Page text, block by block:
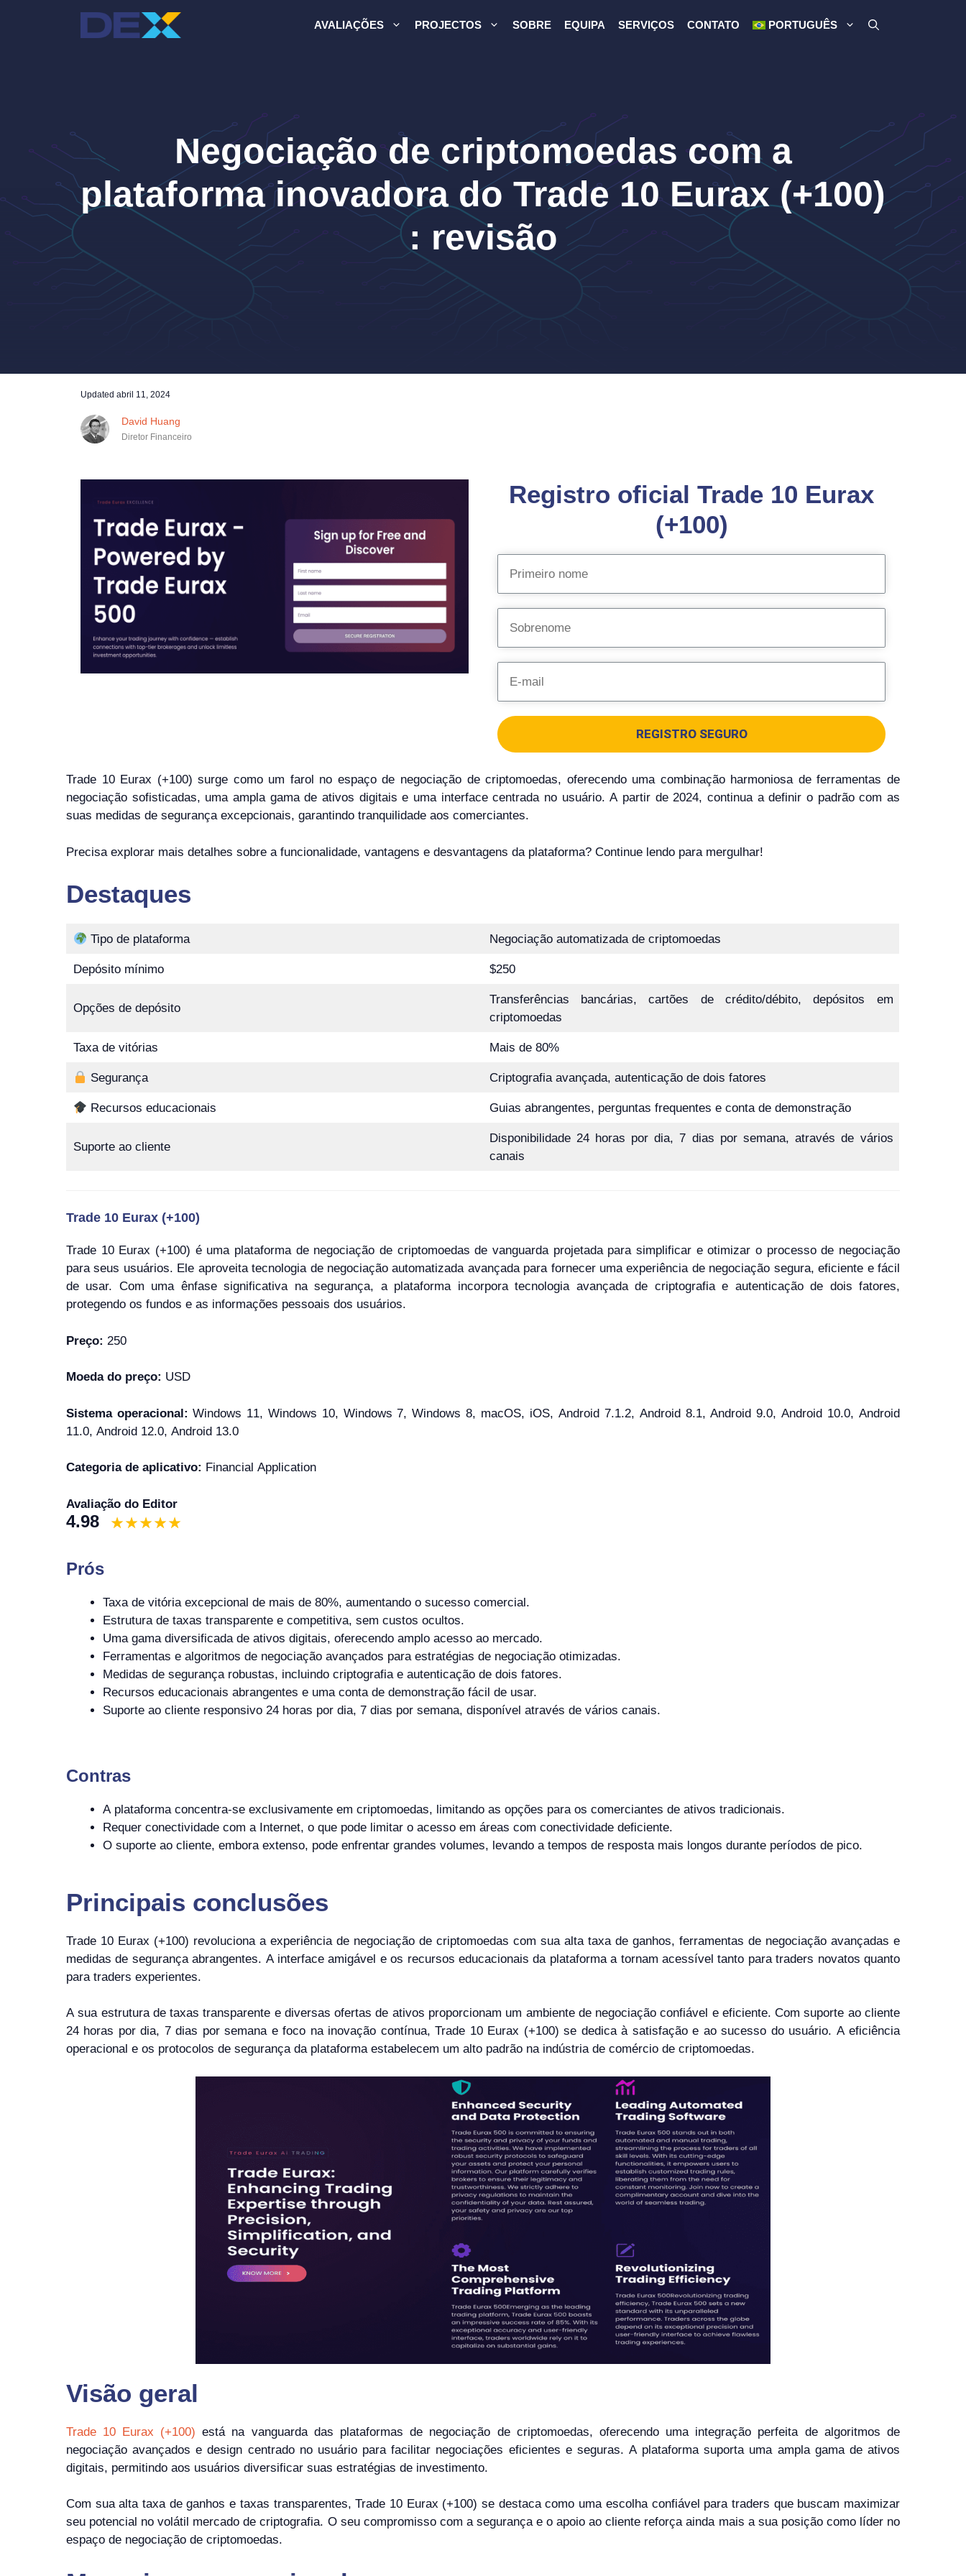
AVALIAÇÕES PROJECTOS SOBRE EQUIPA SERVIÇOS CONTATO PORTUGUÊS
Negociação de criptomoedas com a
plataforma inovadora do Trade 10 Eurax (+100)
: revisão
Updated abril 11, 2024
David Huang
Diretor Financeiro
Registro oficial Trade 10 Eurax
(+100)
REGISTRO SEGURO
Trade 10 Eurax (+100) surge como um farol no espaço de negociação de criptomoedas, oferecendo uma combinação harmoniosa de ferramentas de
negociação sofisticadas, uma ampla gama de ativos digitais e uma interface centrada no usuário. A partir de 2024, continua a definir o padrão com as
suas medidas de segurança excepcionais, garantindo tranquilidade aos comerciantes.
Precisa explorar mais detalhes sobre a funcionalidade, vantagens e desvantagens da plataforma? Continue lendo para mergulhar!
Destaques
Tipo de plataforma Negociação automatizada de criptomoedas
Depósito mínimo $250
Opções de depósito
Transferências bancárias, cartões de crédito/débito, depósitos em
criptomoedas
Taxa de vitórias Mais de 80%
Segurança Criptografia avançada, autenticação de dois fatores
Recursos educacionais Guias abrangentes, perguntas frequentes e conta de demonstração
Suporte ao cliente
Disponibilidade 24 horas por dia, 7 dias por semana, através de vários
canais
Trade 10 Eurax (+100)
Trade 10 Eurax (+100) é uma plataforma de negociação de criptomoedas de vanguarda projetada para simplificar e otimizar o processo de negociação
para seus usuários. Ele aproveita tecnologia de negociação automatizada avançada para fornecer uma experiência de negociação segura, eficiente e fácil
de usar. Com uma ênfase significativa na segurança, a plataforma incorpora tecnologia avançada de criptografia e autenticação de dois fatores,
protegendo os fundos e as informações pessoais dos usuários.
Preço: 250
Moeda do preço: USD
Sistema operacional: Windows 11, Windows 10, Windows 7, Windows 8, macOS, iOS, Android 7.1.2, Android 8.1, Android 9.0, Android 10.0, Android
11.0, Android 12.0, Android 13.0
Categoria de aplicativo: Financial Application
Avaliação do Editor
4.98
Prós
Taxa de vitória excepcional de mais de 80%, aumentando o sucesso comercial.
Estrutura de taxas transparente e competitiva, sem custos ocultos.
Uma gama diversificada de ativos digitais, oferecendo amplo acesso ao mercado.
Ferramentas e algoritmos de negociação avançados para estratégias de negociação otimizadas.
Medidas de segurança robustas, incluindo criptografia e autenticação de dois fatores.
Recursos educacionais abrangentes e uma conta de demonstração fácil de usar.
Suporte ao cliente responsivo 24 horas por dia, 7 dias por semana, disponível através de vários canais.
Contras
A plataforma concentra-se exclusivamente em criptomoedas, limitando as opções para os comerciantes de ativos tradicionais.
Requer conectividade com a Internet, o que pode limitar o acesso em áreas com conectividade deficiente.
O suporte ao cliente, embora extenso, pode enfrentar grandes volumes, levando a tempos de resposta mais longos durante períodos de pico.
Principais conclusões
Trade 10 Eurax (+100) revoluciona a experiência de negociação de criptomoedas com sua alta taxa de ganhos, ferramentas de negociação avançadas e
medidas de segurança abrangentes. A interface amigável e os recursos educacionais da plataforma a tornam acessível tanto para traders novatos quanto
para traders experientes.
A sua estrutura de taxas transparente e diversas ofertas de ativos proporcionam um ambiente de negociação confiável e eficiente. Com suporte ao cliente
24 horas por dia, 7 dias por semana e foco na inovação contínua, Trade 10 Eurax (+100) se dedica à satisfação e ao sucesso do usuário. A eficiência
operacional e os protocolos de segurança da plataforma estabelecem um alto padrão na indústria de comércio de criptomoedas.
Visão geral
Trade 10 Eurax (+100) está na vanguarda das plataformas de negociação de criptomoedas, oferecendo uma integração perfeita de algoritmos de
negociação avançados e design centrado no usuário para facilitar negociações eficientes e seguras. A plataforma suporta uma ampla gama de ativos
digitais, permitindo aos usuários diversificar suas estratégias de investimento.
Com sua alta taxa de ganhos e taxas transparentes, Trade 10 Eurax (+100) se destaca como uma escolha confiável para traders que buscam maximizar
seu potencial no volátil mercado de criptografia. O seu compromisso com a segurança e o apoio ao cliente reforça ainda mais a sua posição como líder no
espaço de negociação de criptomoedas.